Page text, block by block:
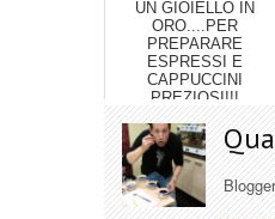
UN GIOIELLO IN
ORO....PER
PREPARARE
ESPRESSI E
CAPPUCCINI
PREZIOSI!!!